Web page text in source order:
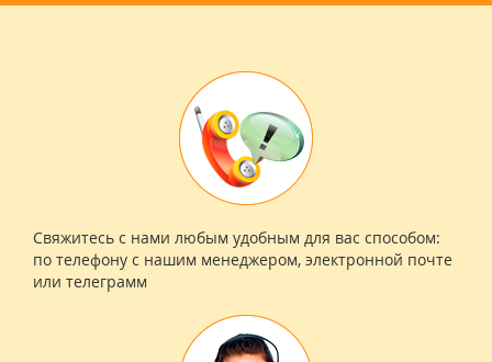
Свяжитесь с нами любым удобным для вас способом:
по телефону с нашим менеджером, электронной почте
или телеграмм